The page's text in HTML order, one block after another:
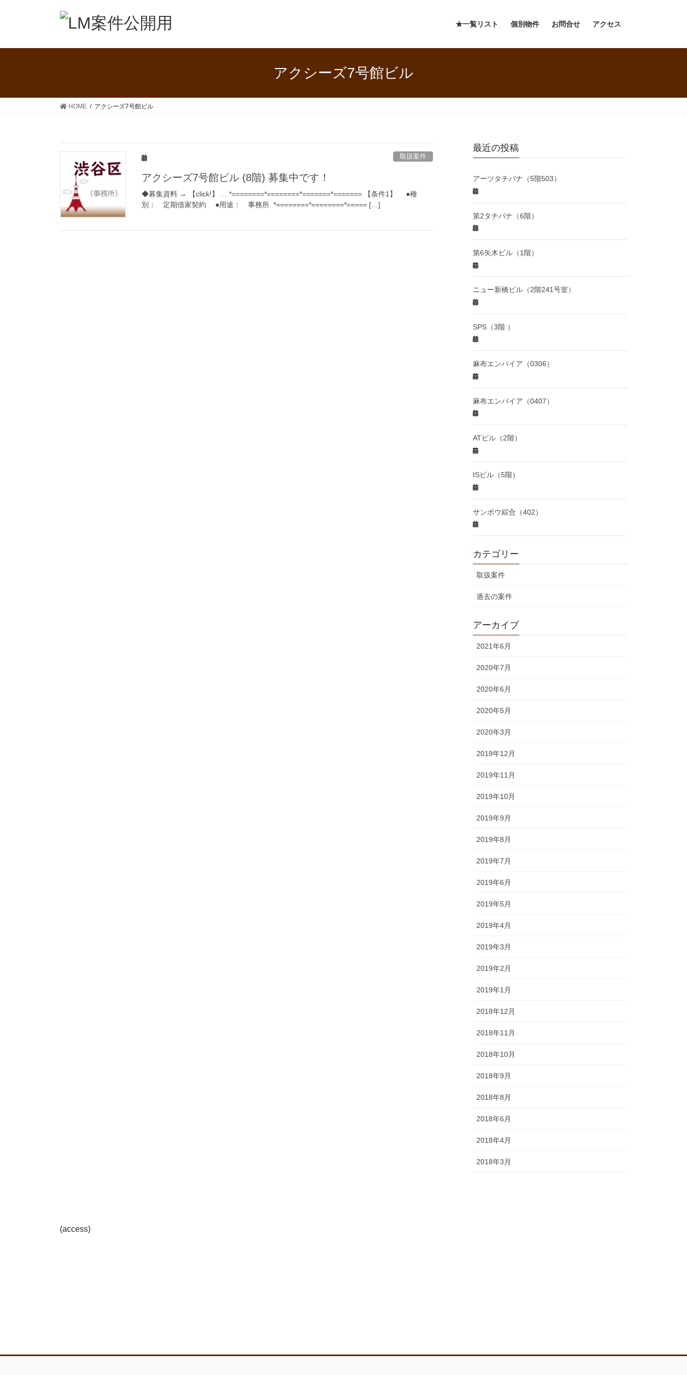
★一覧リスト 個別物件 お問合せ アクセス
アクシーズ7号館ビル
HOME アクシーズ7号館ビル
取扱案件
アクシーズ7号館ビル (8階) 募集中です！
◆募集資料 → 【click!】 . . *========*========*=======*======= 【条件1】 ●種
別： 定期借家契約 ●用途： 事務所. *========*========*===== […]
最近の投稿
アーツタチバナ（5階503）
第2タチバナ（6階）
第6矢木ビル（1階）
ニュー新橋ビル（2階241号室）
SPS（3階 ）
麻布エンパイア（0306）
麻布エンパイア（0407）
ATビル（2階）
ISビル（5階）
サンポウ綜合（402）
カテゴリー
取扱案件
過去の案件
アーカイブ
2021年6月
2020年7月
2020年6月
2020年5月
2020年3月
2019年12月
2019年11月
2019年10月
2019年9月
2019年8月
2019年7月
2019年6月
2019年5月
2019年4月
2019年3月
2019年2月
2019年1月
2018年12月
2018年11月
2018年10月
2018年9月
2018年8月
2018年6月
2018年4月
2018年3月
(access)